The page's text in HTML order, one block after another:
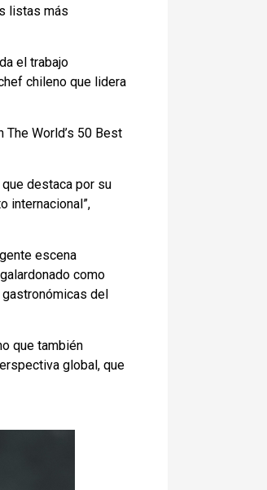
listas más
el trabajo
chileno que lidera
The World’s 50 Best
destaca por su
internacional”,
escena
como
gastronómicas del
que también
global, que